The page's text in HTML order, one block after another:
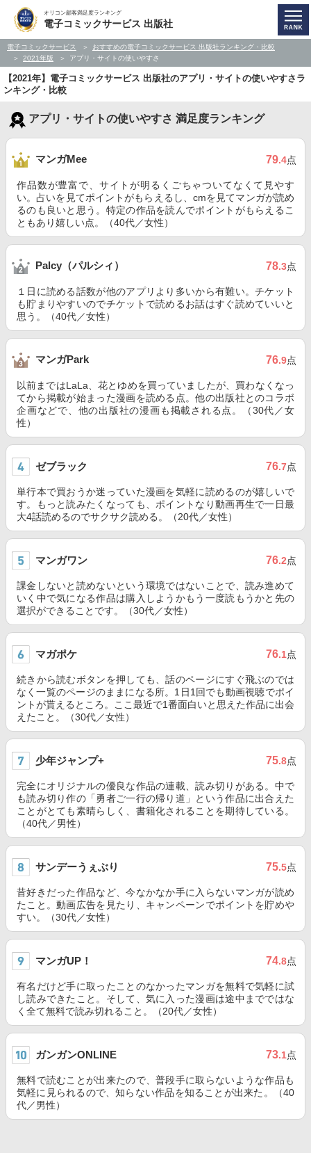
オリコン顧客満足度ランキング
電子コミックサービス 出版社
電子コミックサービス
おすすめの電子コミックサービス 出版社ランキング・比較
2021年版
アプリ・サイトの使いやすさ
【2021年】電子コミックサービス 出版社のアプリ・サイトの使いやすさラ
ンキング・比較
アプリ・サイトの使いやすさ 満足度ランキング
マンガMee 79.4点
作品数が豊富で、サイトが明るくごちゃついてなくて見やす
い。占いを見てポイントがもらえるし、cmを見てマンガが読め
るのも良いと思う。特定の作品を読んでポイントがもらえるこ
ともあり嬉しい点。（40代／女性）
Palcy（パルシィ） 78.3点
１日に読める話数が他のアプリより多いから有難い。チケット
も貯まりやすいのでチケットで読めるお話はすぐ読めていいと
思う。（40代／女性）
マンガPark 76.9点
以前まではLaLa、花とゆめを買っていましたが、買わなくなっ
てから掲載が始まった漫画を読める点。他の出版社とのコラボ
企画などで、他の出版社の漫画も掲載される点。（30代／女
性）
ゼブラック 76.7点
単行本で買おうか迷っていた漫画を気軽に読めるのが嬉しいで
す。もっと読みたくなっても、ポイントなり動画再生で一日最
大4話読めるのでサクサク読める。（20代／女性）
マンガワン 76.2点
課金しないと読めないという環境ではないことで、読み進めて
いく中で気になる作品は購入しようかもう一度読もうかと先の
選択ができることです。（30代／女性）
マガポケ 76.1点
続きから読むボタンを押しても、話のページにすぐ飛ぶのでは
なく一覧のページのままになる所。1日1回でも動画視聴でポイ
ントが貰えるところ。ここ最近で1番面白いと思えた作品に出会
えたこと。（30代／女性）
少年ジャンプ+ 75.8点
完全にオリジナルの優良な作品の連載、読み切りがある。中で
も読み切り作の「勇者ご一行の帰り道」という作品に出合えた
ことがとても素晴らしく、書籍化されることを期待している。
（40代／男性）
サンデーうぇぶり 75.5点
昔好きだった作品など、今なかなか手に入らないマンガが読め
たこと。動画広告を見たり、キャンペーンでポイントを貯めや
すい。（30代／女性）
マンガUP！ 74.8点
有名だけど手に取ったことのなかったマンガを無料で気軽に試
し読みできたこと。そして、気に入った漫画は途中までではな
く全て無料で読み切れること。（20代／女性）
ガンガンONLINE 73.1点
無料で読むことが出来たので、普段手に取らないような作品も
気軽に見られるので、知らない作品を知ることが出来た。（40
代／男性）